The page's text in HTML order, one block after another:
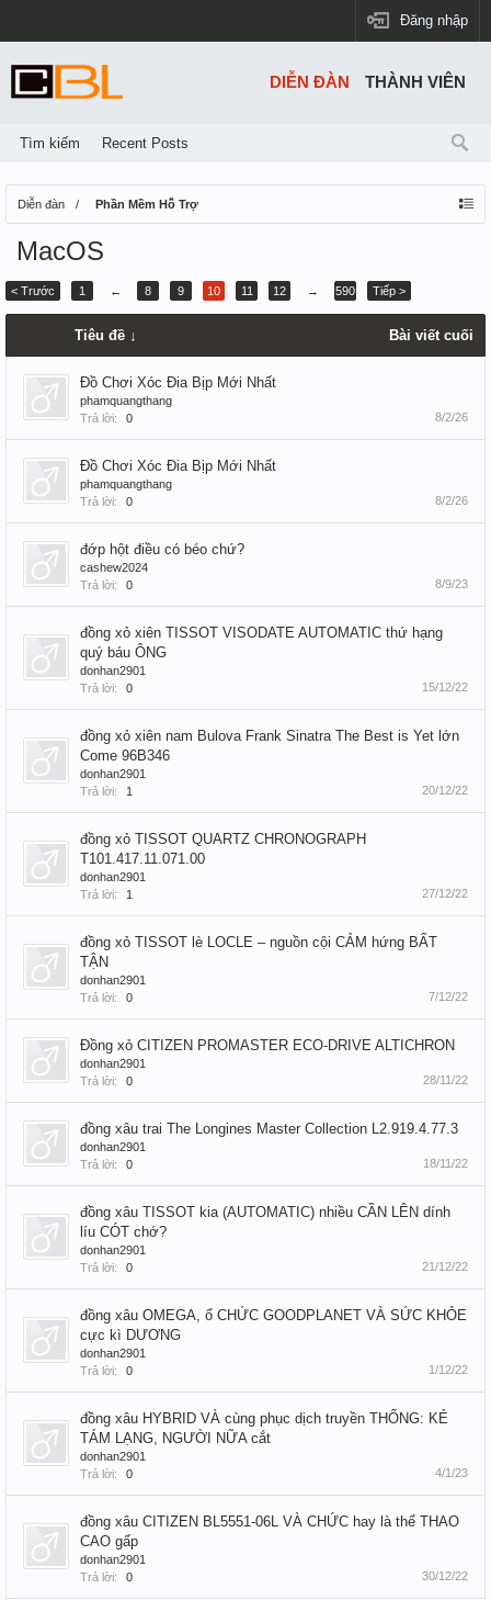
Đăng nhập
Diễn đàn Phần Mềm Hỗ Trợ
MacOS
< Trước 1 ← 8 9 10 11 12 → 590 Tiếp >
Tiêu đề ↓ Bài viết cuối
Đồ Chơi Xóc Đia Bịp Mới Nhất
phamquangthang
Trả lời:
0 8/2/26
Đồ Chơi Xóc Đia Bịp Mới Nhất
phamquangthang
Trả lời:
0 8/2/26
đớp hột điều có béo chứ?
cashew2024
Trả lời:
0 8/9/23
đồng xỏ xiên TISSOT VISODATE AUTOMATIC thứ hạng
quý báu ÔNG
donhan2901
Trả lời:
0 15/12/22
đồng xỏ xiên nam Bulova Frank Sinatra The Best is Yet lớn
Come 96B346
donhan2901
Trả lời:
1 20/12/22
đồng xỏ TISSOT QUARTZ CHRONOGRAPH
T101.417.11.071.00
donhan2901
Trả lời:
1 27/12/22
đồng xỏ TISSOT lè LOCLE – nguồn cội CẢM hứng BẤT
TẬN
donhan2901
Trả lời:
0 7/12/22
Đồng xỏ CITIZEN PROMASTER ECO-DRIVE ALTICHRON
donhan2901
Trả lời:
0 28/11/22
đồng xâu trai The Longines Master Collection L2.919.4.77.3
donhan2901
Trả lời:
0 18/11/22
đồng xâu TISSOT kia (AUTOMATIC) nhiều CẦN LÊN dính
líu CÓT chớ?
donhan2901
Trả lời:
0 21/12/22
đồng xâu OMEGA, ổ CHỨC GOODPLANET VÀ SỨC KHỎE
cực kì DƯƠNG
donhan2901
Trả lời:
0 1/12/22
đồng xâu HYBRID VÀ cùng phục dịch truyền THỐNG: KẺ
TÁM LẠNG, NGƯỜI NỮA cắt
donhan2901
Trả lời:
0 4/1/23
đồng xâu CITIZEN BL5551-06L VÀ CHỨC hay là thể THAO
CAO gấp
donhan2901
Trả lời:
0 30/12/22
DIỄN ĐÀN
Tìm kiếm Recent Posts
THÀNH VIÊN